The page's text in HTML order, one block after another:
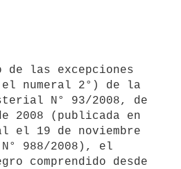
numeral 2°) de la
N° 93/2008, de
2008 (publicada en
19 de noviembre
988/2008), el
comprendido desde